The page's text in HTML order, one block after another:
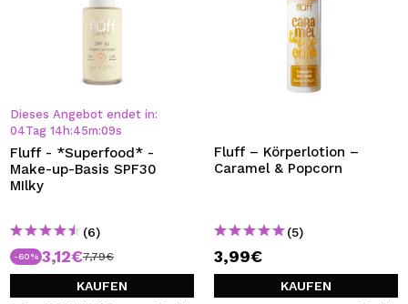
Dieses Angebot endet in:
04Tag 14 h:45m:08s
Fluff - *Superfood* -
Make-up-Basis SPF30
MIlky
(6)
-60% 3,12€7,79€
KAUFEN
Fluff – Körperlotion –
Caramel & Popcorn
(5)
3,99€
KAUFEN